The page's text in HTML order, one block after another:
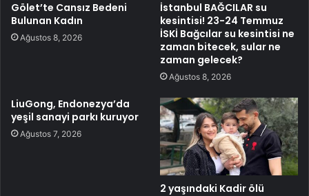
Gölet’te Cansız Bedeni
Bulunan Kadın
Ağustos 8, 2026
İstanbul BAĞCILAR su
kesintisi! 23-24 Temmuz
İSKİ Bağcılar su kesintisi ne
zaman bitecek, sular ne
zaman gelecek?
Ağustos 8, 2026
LiuGong, Endonezya’da
yeşil sanayi parkı kuruyor
Ağustos 7, 2026
2 yaşındaki Kadir ölü